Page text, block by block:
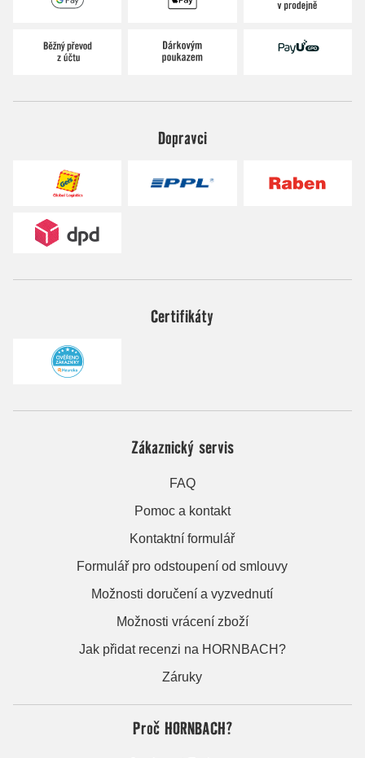
Dopravci
Certifikáty
Zákaznický servis
FAQ
Pomoc a kontakt
Kontaktní formulář
Formulář pro odstoupení od smlouvy
Možnosti doručení a vyzvednutí
Možnosti vrácení zboží
Jak přidat recenzi na HORNBACH?
Záruky
Proč HORNBACH?